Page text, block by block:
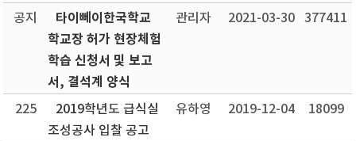
공지
타이뻬이한국학교
학교장 허가 현장체험
학습 신청서 및 보고
서, 결석계 양식
관리자 2021-03-30 377411
225
2019학년도 급식실
조성공사 입찰 공고
유하영 2019-12-04 18099